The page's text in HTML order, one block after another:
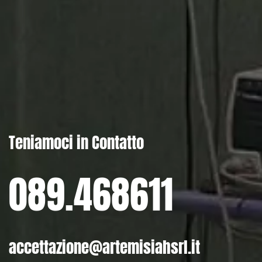
Teniamoci in Contatto
089.468611
accettazione@artemisiahsrl.it